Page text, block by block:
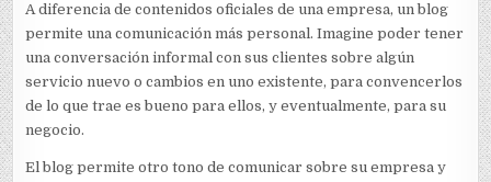
A diferencia de contenidos oficiales de una empresa, un blog
permite una comunicación más personal. Imagine poder tener
una conversación informal con sus clientes sobre algún
servicio nuevo o cambios en uno existente, para convencerlos
de lo que trae es bueno para ellos, y eventualmente, para su
negocio.
El blog permite otro tono de comunicar sobre su empresa y